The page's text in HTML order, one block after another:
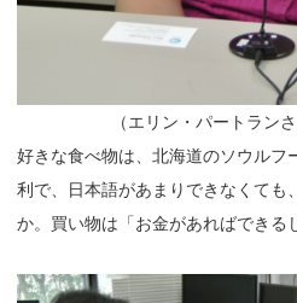
（エリン・パートランさ
好きな食べ物は、北海道のソウルフ
利で、日本語があまりできなくても
か。買い物は「お金があればできる